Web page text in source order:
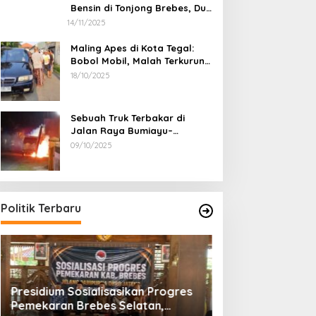
Bensin di Tonjong Brebes, Dua
Penumpang Luka Bakar
14/11/2025
Maling Apes di Kota Tegal:
Bobol Mobil, Malah Terkurung
Sendiri di Dalamnya
18/10/2025
Sebuah Truk Terbakar di
Jalan Raya Bumiayu–
Bantarkawung, Diduga Akibat
09/10/2025
Politik Terbaru
Presidium Sosialisasikan Progres
Pemekaran Brebes Selatan,